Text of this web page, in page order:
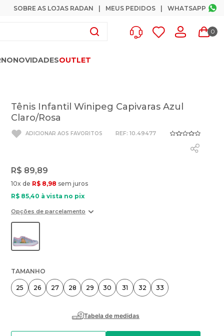
SOBRE AS LOJAS RADAN MEUS PEDIDOS WHATSAPP
0
NOVIDADESOUTLET
Tênis Infantil Winipeg Capivaras Azul
Claro/Rosa
: 10.49477
R$ 89,89
10x de R$ 8,98 sem juros
R$ 85,40 à vista no pix
Opções de parcelamento
TAMANHO
25 26 27 28 29 30 31 32 33